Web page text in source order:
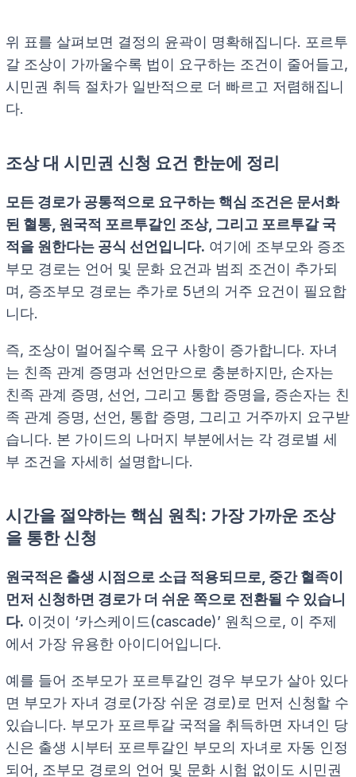
위 표를 살펴보면 결정의 윤곽이 명확해집니다. 포르투
갈 조상이 가까울수록 법이 요구하는 조건이 줄어들고,
시민권 취득 절차가 일반적으로 더 빠르고 저렴해집니
다.
조상 대 시민권 신청 요건 한눈에 정리
모든 경로가 공통적으로 요구하는 핵심 조건은 문서화
된 혈통, 원국적 포르투갈인 조상, 그리고 포르투갈 국
적을 원한다는 공식 선언입니다. 여기에 조부모와 증조
부모 경로는 언어 및 문화 요건과 범죄 조건이 추가되
며, 증조부모 경로는 추가로 5년의 거주 요건이 필요합
니다.
즉, 조상이 멀어질수록 요구 사항이 증가합니다. 자녀
는 친족 관계 증명과 선언만으로 충분하지만, 손자는
친족 관계 증명, 선언, 그리고 통합 증명을, 증손자는 친
족 관계 증명, 선언, 통합 증명, 그리고 거주까지 요구받
습니다. 본 가이드의 나머지 부분에서는 각 경로별 세
부 조건을 자세히 설명합니다.
시간을 절약하는 핵심 원칙: 가장 가까운 조상
을 통한 신청
원국적은 출생 시점으로 소급 적용되므로, 중간 혈족이
먼저 신청하면 경로가 더 쉬운 쪽으로 전환될 수 있습니
다. 이것이 ‘카스케이드(cascade)’ 원칙으로, 이 주제
에서 가장 유용한 아이디어입니다.
예를 들어 조부모가 포르투갈인 경우 부모가 살아 있다
면 부모가 자녀 경로(가장 쉬운 경로)로 먼저 신청할 수
있습니다. 부모가 포르투갈 국적을 취득하면 자녀인 당
신은 출생 시부터 포르투갈인 부모의 자녀로 자동 인정
되어, 조부모 경로의 언어 및 문화 시험 없이도 시민권